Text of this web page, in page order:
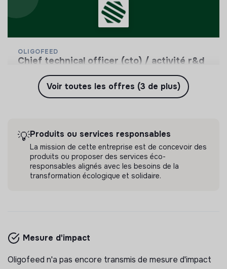
OLIGOFEED
chief technical officer (cto) / activité r&d
Oligofeed est une jeune startup deeptech créée
en 2023 avec une mission claire et simple :
Gif-sur-Yvette, France
Agriculture
Il y a 2 mois
OLIGOFEED
Oligofeed est une jeune startup deeptech créée
Voir toutes les offres (3 de plus)
💡Produits ou services responsables
La mission de cette entreprise est de concevoir des
produits ou proposer des services éco-
responsables alignés avec les besoins de la
transformation écologique et solidaire.
Mesure d'impact
Oligofeed n'a pas encore transmis de mesure d'impact